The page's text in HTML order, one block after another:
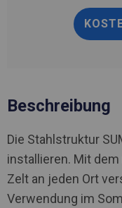
Beschreibung
Die Stahlstruktur
installieren. Mit
Zelt an jeden Ort
Verwendung im